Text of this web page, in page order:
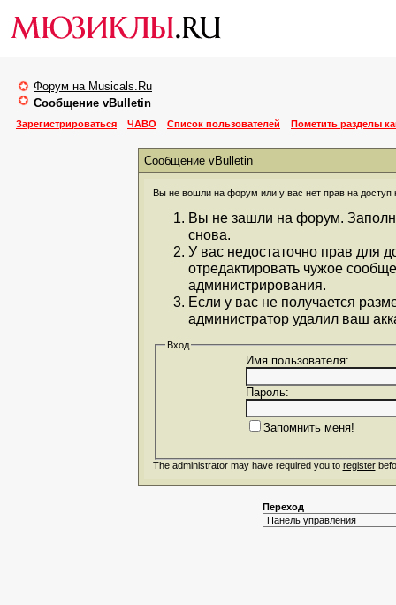
Форум на Musicals.Ru
Сообщение vBulletin
Зарегистрироваться ЧАВО Список пользователей Пометить разделы
Сообщение vBulletin
Вы не вошли на форум или у вас нет прав на доступ
Вы не зашли на форум.
снова.
У вас недостаточно прав для
отредактировать чужое
администрирования.
Если у вас не получается
администратор удалил ваш
Вход
Имя пользователя:
Пароль:
Запомнить меня!
The administrator may have required you to register
Переход